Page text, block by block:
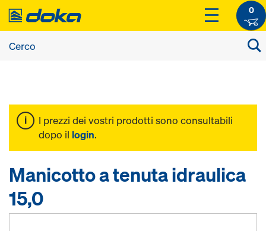
0
I prezzi dei vostri prodotti sono consultabili
dopo il login.
Manicotto a tenuta idraulica
15,0